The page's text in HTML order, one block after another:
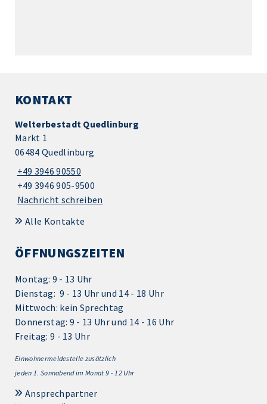
KONTAKT
Welterbestadt Quedlinburg
Markt 1
06484 Quedlinburg
+49 3946 90550
+49 3946 905-9500
Nachricht schreiben
Alle Kontakte
ÖFFNUNGSZEITEN
Montag: 9 - 13 Uhr
Dienstag: 9 - 13 Uhr und 14 - 18 Uhr
Mittwoch: kein Sprechtag
Donnerstag: 9 - 13 Uhr und 14 - 16 Uhr
Freitag: 9 - 13 Uhr
Einwohnermeldestelle zusätzlich
jeden 1. Sonnabend im Monat 9 - 12 Uhr
Ansprechpartner